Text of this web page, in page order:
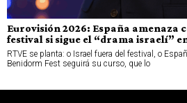
Eurovisión 2026: España amenaza
festival si sigue el “drama israelí”
RTVE se planta: o Israel fuera del festival, o
Benidorm Fest seguirá su curso, que lo